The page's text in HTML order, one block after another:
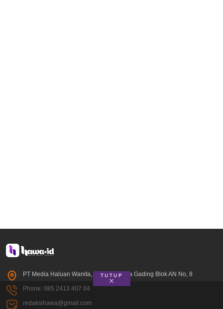
PT Media Haluan Wanita, Perum Kelapa Gading Blok AN No, 8
Phone: 085 2413 407 04
redaksihawa@gmail.com
TUTUP